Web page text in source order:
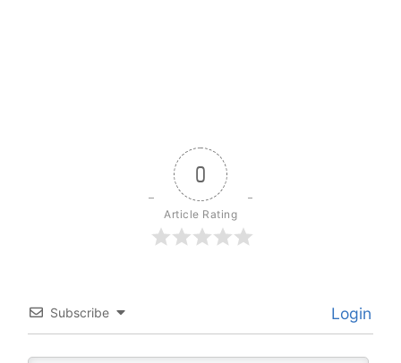
0
Article Rating
Subscribe Login